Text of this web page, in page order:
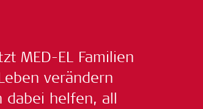
MED-EL Familien
verändern
dabei helfen, all